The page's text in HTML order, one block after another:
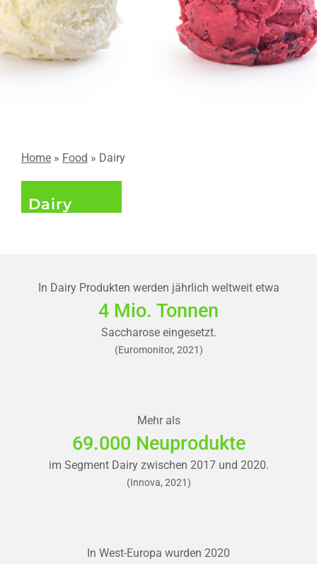
Home » Food » Dairy
Dairy
In Dairy Produkten werden jährlich weltweit etwa
4 Mio. Tonnen
Saccharose eingesetzt.
(Euromonitor, 2021)
Mehr als
69.000 Neuprodukte
im Segment Dairy zwischen 2017 und 2020.
(Innova, 2021)
In West-Europa wurden 2020